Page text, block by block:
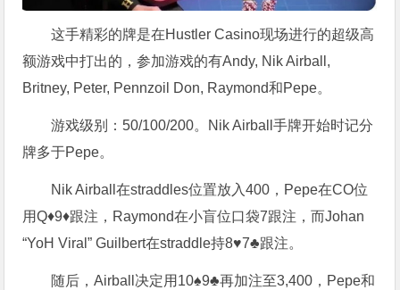
这手精彩的牌是在Hustler Casino现场进行的超级高
额游戏中打出的，参加游戏的有Andy, Nik Airball,
Britney, Peter, Pennzoil Don, Raymond和Pepe。
游戏级别：50/100/200。Nik Airball手牌开始时记分
牌多于Pepe。
Nik Airball在straddles位置放入400，Pepe在CO位
用Q♦9♦跟注，Raymond在小盲位口袋7跟注，而Johan
“YoH Viral” Guilbert在straddle持8♥7♣跟注。
随后，Airball决定用10♠9♣再加注至3,400，Pepe和